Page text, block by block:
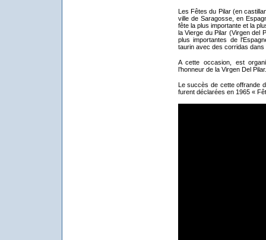
Les Fêtes du Pilar (en
ville de Saragosse, en
fête la plus importante et la
la Vierge du Pilar (Virgen del
plus importantes de
taurin avec des corridas
A cette occasion, est
l’honneur de la Virgen Del Pilar.
Le succès de cette offrande
furent déclarées en 1965 «